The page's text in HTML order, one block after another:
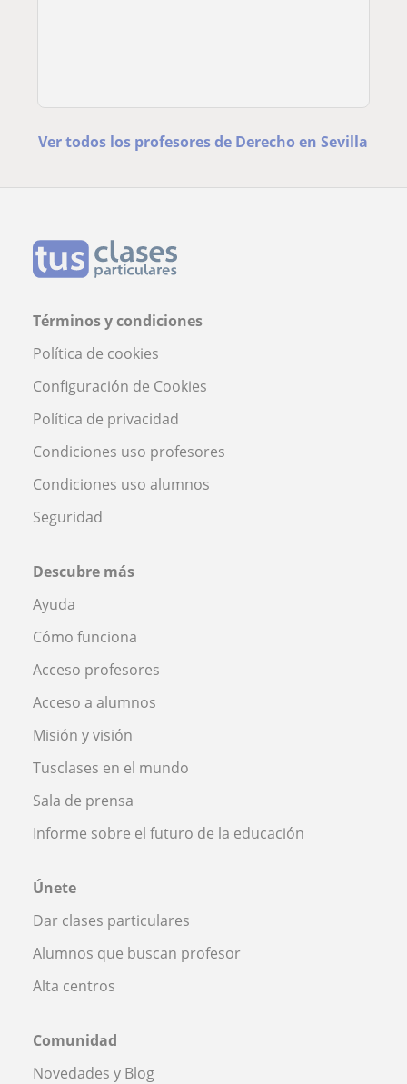
Ver todos los profesores de Derecho en Sevilla
Términos y condiciones
Política de cookies
Configuración de Cookies
Política de privacidad
Condiciones uso profesores
Condiciones uso alumnos
Seguridad
Descubre más
Ayuda
Cómo funciona
Acceso profesores
Acceso a alumnos
Misión y visión
Tusclases en el mundo
Sala de prensa
Informe sobre el futuro de la educación
Únete
Dar clases particulares
Alumnos que buscan profesor
Alta centros
Comunidad
Novedades y Blog